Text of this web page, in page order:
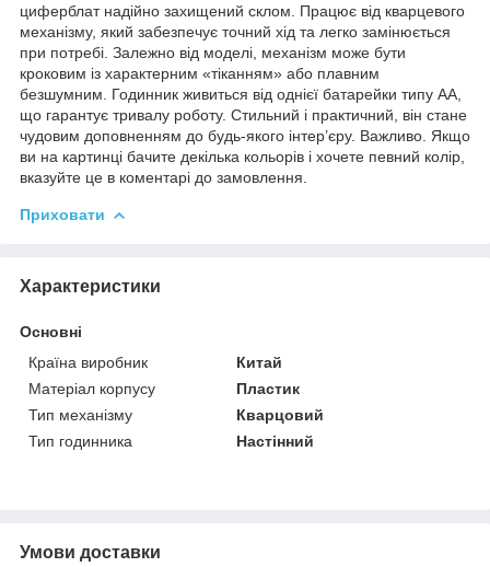
циферблат надійно захищений склом. Працює від кварцевого
механізму, який забезпечує точний хід та легко замінюється
при потребі. Залежно від моделі, механізм може бути
кроковим із характерним «тіканням» або плавним
безшумним. Годинник живиться від однієї батарейки типу АА,
що гарантує тривалу роботу. Стильний і практичний, він стане
чудовим доповненням до будь-якого інтер’єру. Важливо. Якщо
ви на картинці бачите декілька кольорів і хочете певний колір,
вказуйте це в коментарі до замовлення.
Приховати
Характеристики
Основні
Країна виробник
Китай
Матеріал корпусу
Пластик
Тип механізму
Кварцовий
Тип годинника
Настінний
Умови доставки